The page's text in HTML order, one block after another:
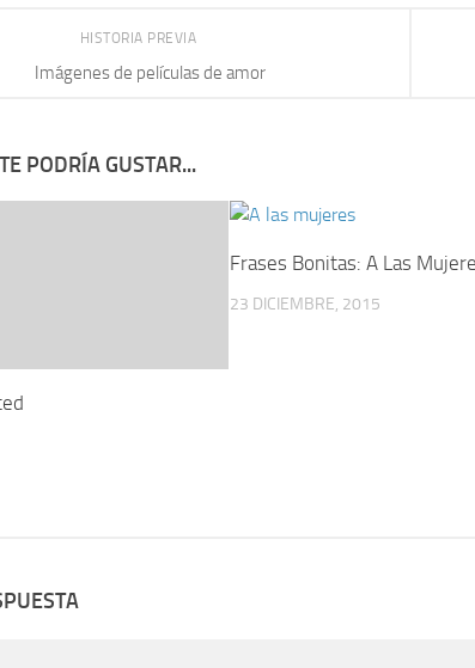
HISTORIA PREVIA
Imágenes de películas de amor
PODRÍA GUSTAR...
Frases Bonitas: A Las
23 DICIEMBRE, 2015